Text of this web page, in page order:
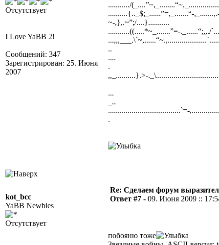
Отсутствует
I Love YaBB 2!
Сообщений: 347
Зарегистрирован: 25. Июня
2007
.........../
..........{.._$;_......”=,_.......“-
~-,},.~”;/....}...........
...........((.....*~_.......”=-._......“;,,./
..
....
.
,,_..........}.>-
...
_..
.....................................`=-
.
kot_bcc
YaBB Newbies
Отсутствует
Re: Сделаем форум
Ответ #7 - 09. Июня 2009 ::
побояню тоже